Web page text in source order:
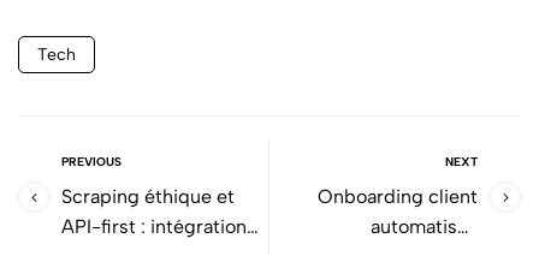
Tech
PREVIOUS
Scraping éthique et
API-first : intégration
NEXT
Onboarding client
automatisé :